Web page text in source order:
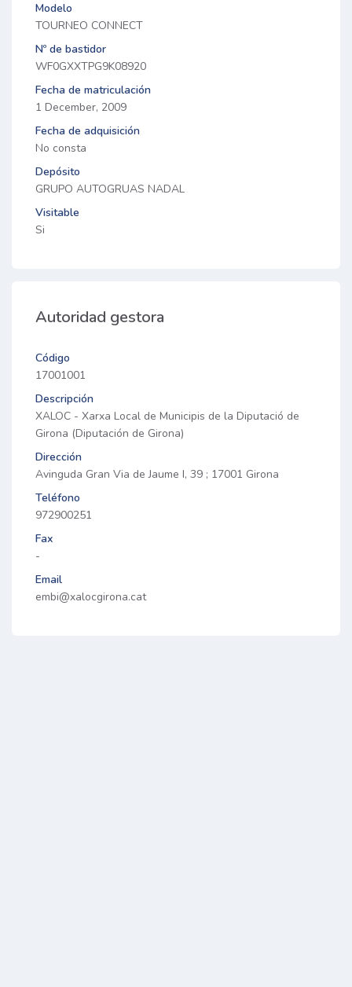
Modelo
TOURNEO CONNECT
Nº de bastidor
WF0GXXTPG9K08920
Fecha de matriculación
1 December, 2009
Fecha de adquisición
No consta
Depósito
GRUPO AUTOGRUAS NADAL
Visitable
Si
Autoridad gestora
Código
17001001
Descripción
XALOC - Xarxa Local de Municipis de la Diputació de
Girona (Diputación de Girona)
Dirección
Avinguda Gran Via de Jaume I, 39 ; 17001 Girona
Teléfono
972900251
Fax
-
Email
embi@xalocgirona.cat